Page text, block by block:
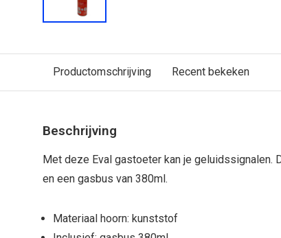
Productomschrijving Recent bekeken
Beschrijving
Met deze Eval gastoeter kan je geluidssignalen.
en een gasbus van 380ml.
Materiaal hoorn: kunststof